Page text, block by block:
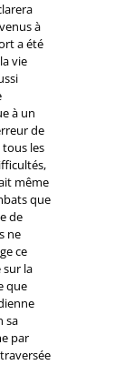
à
a été
vie
à un
de
tous les
même
que
de
ne
ce
sur la
que
sa
par